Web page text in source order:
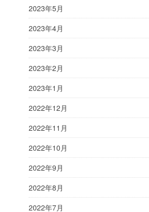
2023年5月
2023年4月
2023年3月
2023年2月
2023年1月
2022年12月
2022年11月
2022年10月
2022年9月
2022年8月
2022年7月